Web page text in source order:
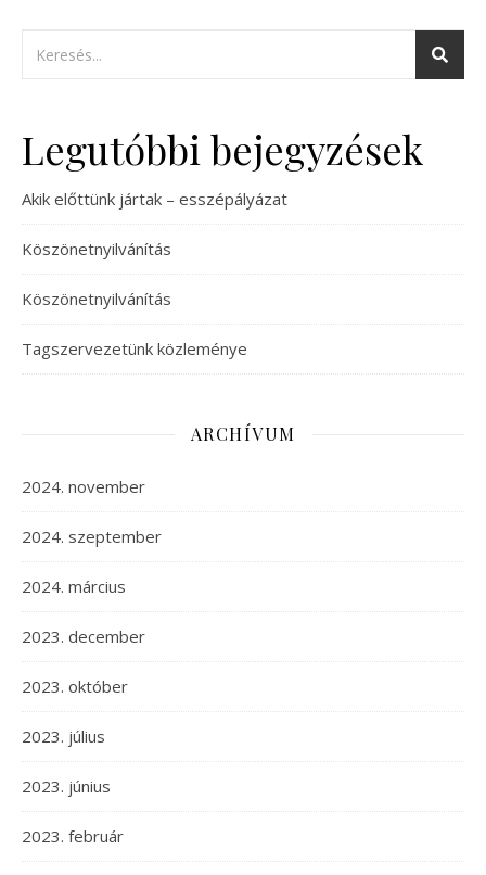
Legutóbbi bejegyzések
Akik előttünk jártak – esszépályázat
Köszönetnyilvánítás
Köszönetnyilvánítás
Tagszervezetünk közleménye
ARCHÍVUM
2024. november
2024. szeptember
2024. március
2023. december
2023. október
2023. július
2023. június
2023. február